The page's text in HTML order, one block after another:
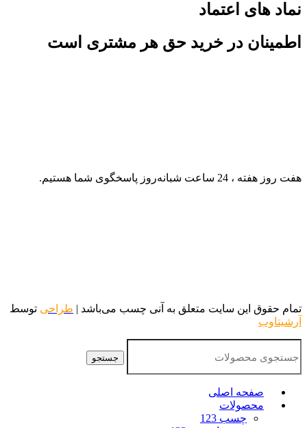
نماد های اعتماد
اطمینان در خرید حق هر مشتری است
هفت روز هفته ، 24 ساعت شبانه‌روز پاسخگوی شما هستیم.
تمام حقوق این سایت متعلق به آنی چسب می‌باشد | طراحی توسط
آرشیتاوب
جستجو
صفحه اصلی
محصولات
چسب 123